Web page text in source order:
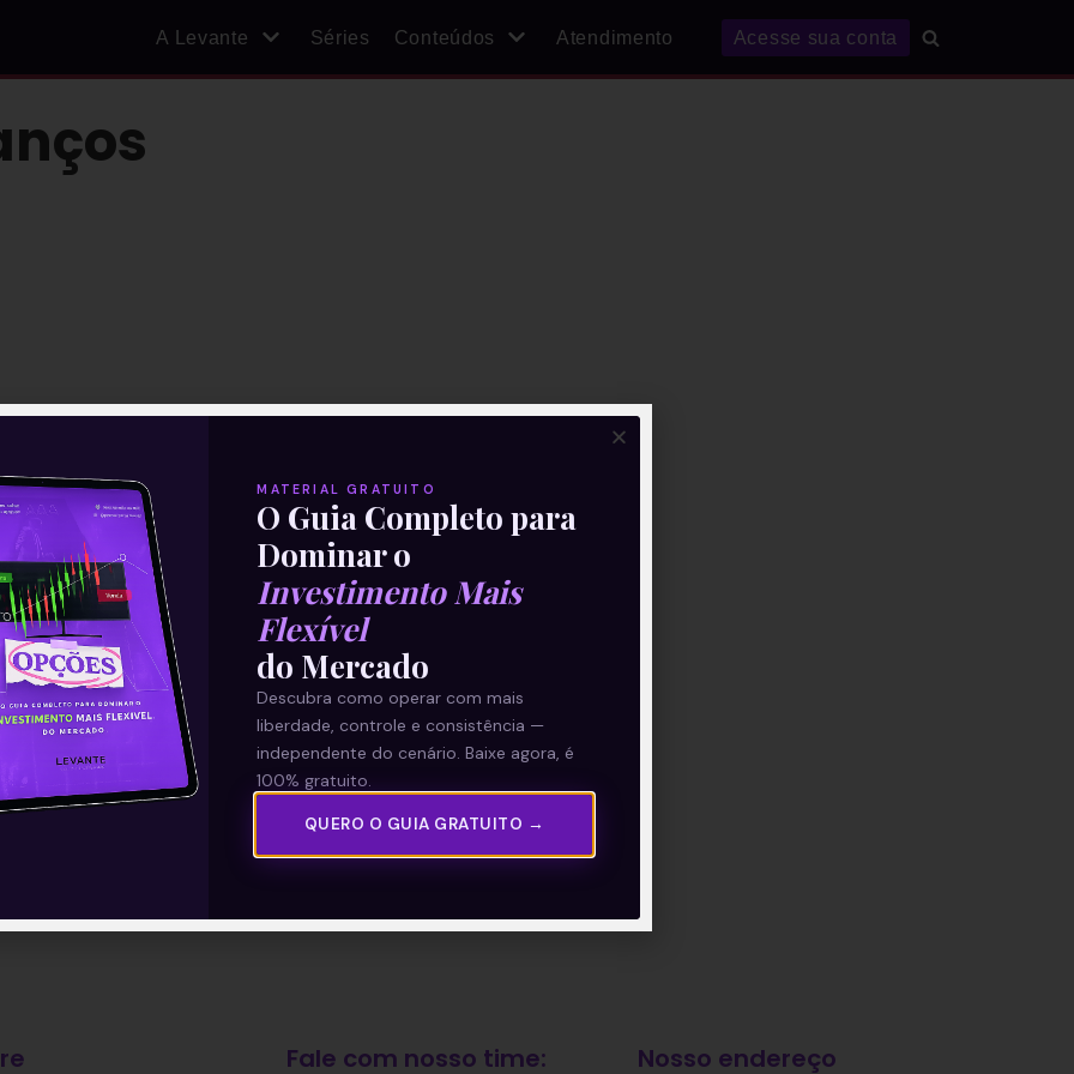
A Levante Séries Conteúdos Atendimento Acesse sua conta
Fale com nosso time: Nosso endereço
MATERIAL GRATUITO
O Guia Completo para
Dominar o
Investimento Mais
Flexível
do Mercado
Descubra como operar com mais
liberdade, controle e consistência —
independente do cenário. Baixe agora, é
100% gratuito.
QUERO O GUIA GRATUITO →